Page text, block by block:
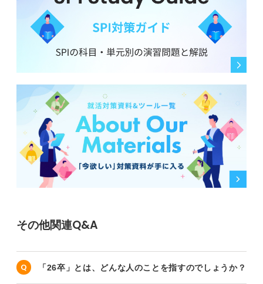
その他関連Q&A
「26卒」とは、どんな人のことを指すのでしょうか？